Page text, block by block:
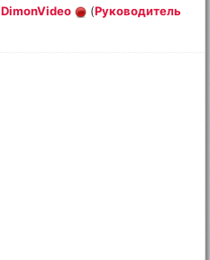
DimonVideo (Руководитель